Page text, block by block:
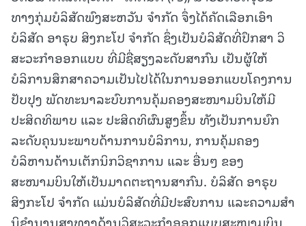
ທາງກຸ່ມບໍລິສັດພົງສະຫວັນ ຈໍາກັດ ຈຶ່ງໄດ້ຄັດເລືອກເອົາ
ບໍລິສັດ ອາຣຸບ ສິງກະໂປ ຈຳກັດ ຊຶ່ງເປັນບໍລິສັດທີ່ປຶກສາ ວິ
ສະວະກໍາອອກແບບ ທີ່ມີຊື່ສຽງລະດັບສາກົນ ເປັນຜູ້ໃຫ້
ບໍລິການສຶກສາຄວາມເປັນໄປໄດ້ໃນການອອກແບບໂຄງການ
ປັບປຸງ ພັດທະນາລະບົບການຄຸ້ມຄອງສະໜາມບິນໃຫ້ມີ
ປະສິດທິພາບ ແລະ ປະສິດທິຜົນສູງຂຶ້ນ ທັງເປັນການຍົກ
ລະດັບຄຸນນະພາບດ້ານການບໍລິການ, ການຄຸ້ມຄອງ
ບໍລິຫານດ້ານເຕັກນິກວິຊາການ ແລະ ອື່ນໆ ຂອງ
ສະໜາມບິນໃຫ້ເປັນມາດຕະຖານສາກົນ. ບໍລິສັດ ອາຣຸບ
ສິງກະໂປ ຈຳກັດ ແມ່ນບໍລິສັດທີ່ມີປະສົບການ ແລະຄວາມສຳ
ນິຊໍານານສູງທາງດ້ານວິສະວະກຳອອກແບບສະໜາມບິນ